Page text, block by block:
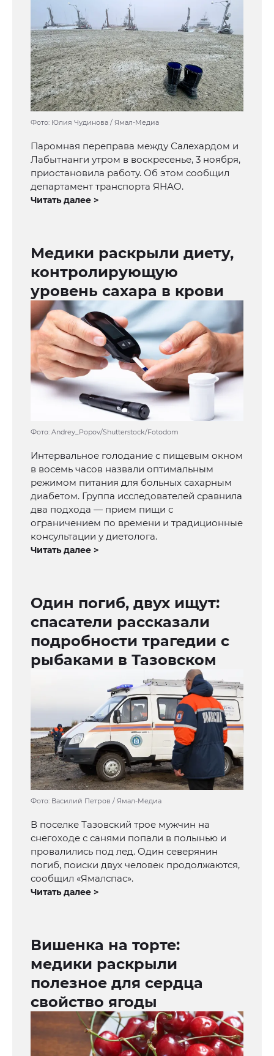
Фото: Юлия Чудинова / Ямал-Медиа
Паромная переправа между Салехардом и
Лабытнанги утром в воскресенье, 3 ноября,
приостановила работу. Об этом сообщил
департамент транспорта ЯНАО.
Читать далее >
Медики раскрыли диету,
контролирующую
уровень сахара в крови
Фото: Andrey_Popov/Shutterstock/Fotodom
Интервальное голодание с пищевым окном
в восемь часов назвали оптимальным
режимом питания для больных сахарным
диабетом. Группа исследователей сравнила
два подхода — прием пищи с
ограничением по времени и традиционные
консультации у диетолога.
Читать далее >
Один погиб, двух ищут:
спасатели рассказали
подробности трагедии с
рыбаками в Тазовском
Фото: Василий Петров / Ямал-Медиа
В поселке Тазовский трое мужчин на
снегоходе с санями попали в полынью и
провалились под лед. Один северянин
погиб, поиски двух человек продолжаются,
сообщил «Ямалспас».
Читать далее >
Вишенка на торте:
медики раскрыли
полезное для сердца
свойство ягоды